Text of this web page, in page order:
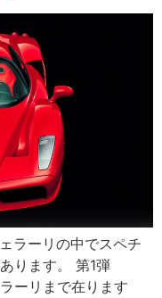
ラーリの中でスペチ
ります。 第1弾
ーリまで在ります